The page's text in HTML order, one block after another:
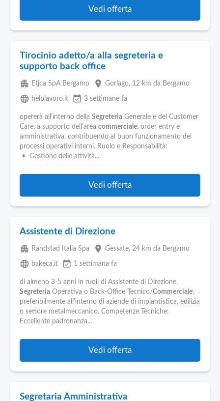
Vedi offerta
Tirocinio adetto/a alla segreteria e
supporto back office
apartment Etjca SpA Bergamo place Gorlago, 12 km da Bergamo
language helplavoro.it event_available 3 settimane fa
opererà all'interno della Segreteria Generale e del Customer
Care, a supporto dell'area commerciale, order entry e
amministrativa, contribuendo al buon funzionamento dei
processi operativi interni. Ruolo e Responsabilità:
• Gestione delle attività...
Vedi offerta
Assistente di Direzione
apartment Randstad Italia Spa place Gessate, 24 km da Bergamo
language bakeca.it event_available 1 settimana fa
di almeno 3-5 anni in ruoli di Assistente di Direzione,
Segreteria Operativa o Back-Office Tecnico/Commerciale,
preferibilmente all'interno di aziende di impiantistica, edilizia
o settore metalmeccanico. Competenze Tecniche:
Eccellente padronanza...
Vedi offerta
Segretaria Amministrativa